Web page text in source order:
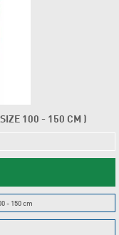
100 - 150 CM )
- 150 cm